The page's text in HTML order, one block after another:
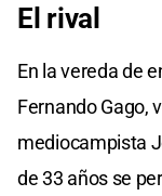
El rival
En la vereda de
Fernando Gago,
mediocampista
de 33 años se